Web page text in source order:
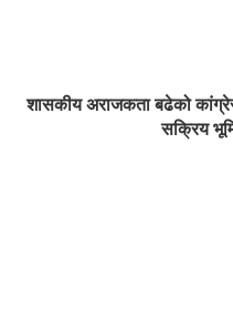
शासकीय अराजकता बढेको
सक्रिय